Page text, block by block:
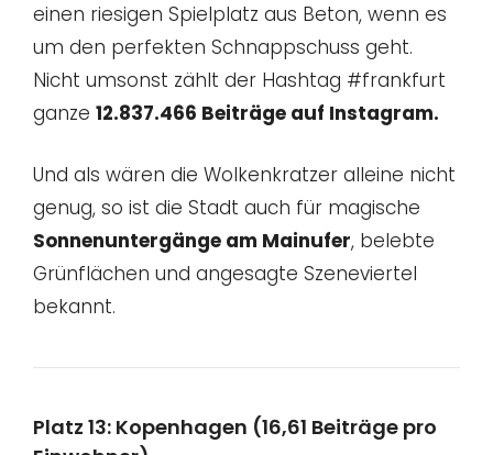
einen riesigen Spielplatz aus Beton, wenn es
um den perfekten Schnappschuss geht.
Nicht umsonst zählt der Hashtag #frankfurt
ganze 12.837.466 Beiträge auf Instagram.
Und als wären die Wolkenkratzer alleine nicht
genug, so ist die Stadt auch für magische
Sonnenuntergänge am Mainufer, belebte
Grünflächen und angesagte Szeneviertel
bekannt.
Platz 13: Kopenhagen (16,61 Beiträge pro